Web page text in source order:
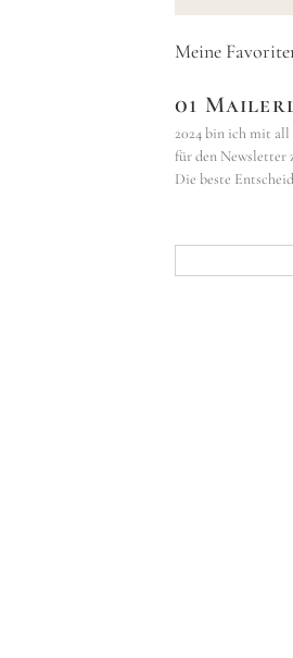
Meine
01
2024 bin ich mit all
für den Newsletter
Die beste
nach: